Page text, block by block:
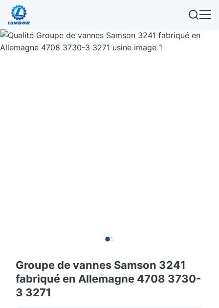
Groupe de vannes Samson 3241
fabriqué en Allemagne 4708 3730-
3 3271